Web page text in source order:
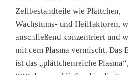
Zellbestandteile wie Plättchen,
Wachstums- und Heilfaktoren,
anschließend konzentriert und
mit dem Plasma vermischt. Das
ist das „plättchenreiche